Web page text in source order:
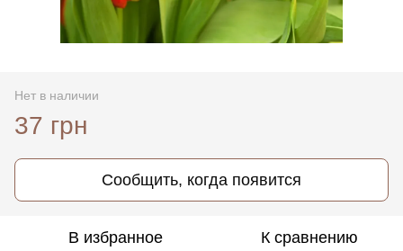
Нет в наличии
37 грн
Сообщить, когда появится
В избранное К сравнению